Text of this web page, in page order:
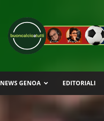
Buon
Calcio
a
Tutti
NEWS GENOA EDITORIALI